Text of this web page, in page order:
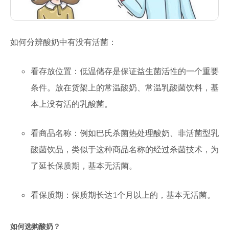
如何分辨酸奶中有没有活菌：
看存放位置：低温储存是保证益生菌活性的一个重要
条件。放在货架上的常温酸奶、常温乳酸菌饮料，基
本上没有活的乳酸菌。
看商品名称：例如巴氏杀菌热处理酸奶、非活菌型乳
酸菌饮品，类似于这种商品名称的经过杀菌技术，为
了延长保质期，基本无活菌。
看保质期：保质期长达1个月以上的，基本无活菌。
如何选购酸奶？